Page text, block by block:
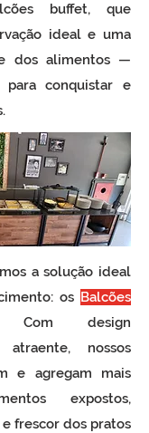
buffet, que
ideal e uma
dos alimentos —
para conquistar e
a solução ideal
os Balcões
design
atraente, nossos
e agregam mais
expostos,
frescor dos pratos